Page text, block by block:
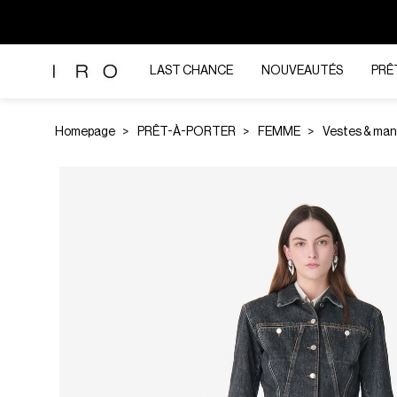
LAST CHANCE NOUVEAUTÉS
Homepage PRÊT-À-PORTER FEMME Vestes &